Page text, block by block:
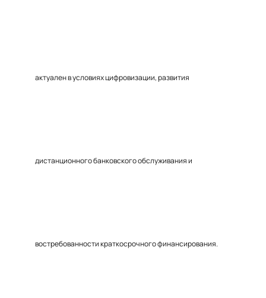
актуален в условиях цифровизации, развития
дистанционного банковского обслуживания и
востребованности краткосрочного финансирования.